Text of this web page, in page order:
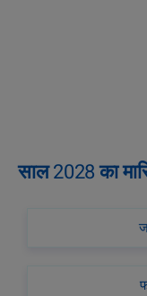
साल 2028 का